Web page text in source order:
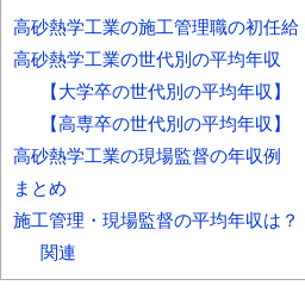
高砂熱学工業の施工管理職の初任給
高砂熱学工業の世代別の平均年収
【大学卒の世代別の平均年収】
【高専卒の世代別の平均年収】
高砂熱学工業の現場監督の年収例
まとめ
施工管理・現場監督の平均年収は？
関連